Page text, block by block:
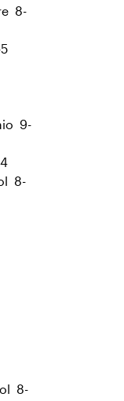
8-
9-
8-
8-